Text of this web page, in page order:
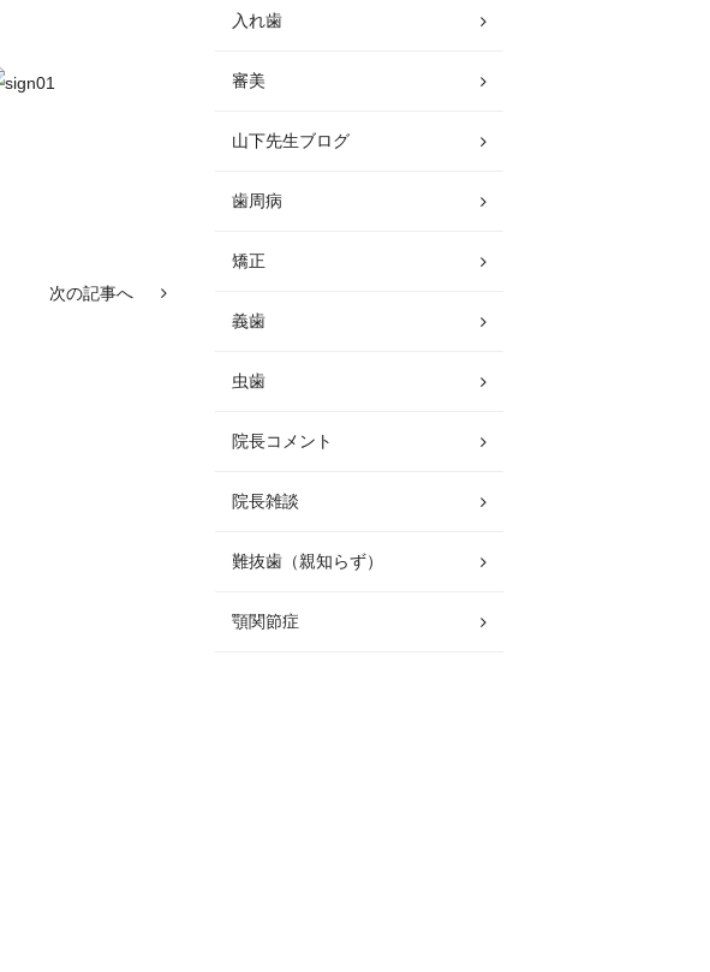
次の記事へ
入れ歯
審美
山下先生ブログ
歯周病
矯正
義歯
虫歯
院長コメント
院長雑談
難抜歯（親知らず）
顎関節症